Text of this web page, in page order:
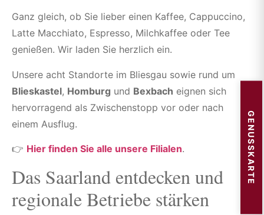
Ganz gleich, ob Sie lieber einen Kaffee, Cappuccino,
Latte Macchiato, Espresso, Milchkaffee oder Tee
genießen. Wir laden Sie herzlich ein.
Unsere acht Standorte im Bliesgau sowie rund um
Blieskastel, Homburg und Bexbach eignen sich
hervorragend als Zwischenstopp vor oder nach
einem Ausflug.
👉 Hier finden Sie alle unsere Filialen.
Das Saarland entdecken und
regionale Betriebe stärken
GENUSSKARTE